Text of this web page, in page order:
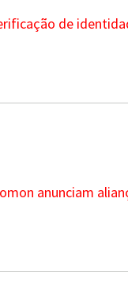
de
anunciam